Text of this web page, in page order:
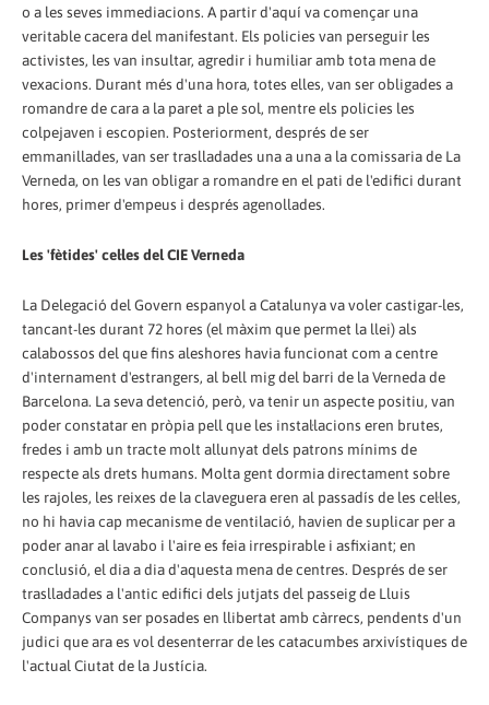
o a les seves immediacions. A partir d'aquí va començar una
veritable cacera del manifestant. Els policies van perseguir les
activistes, les van insultar, agredir i humiliar amb tota mena de
vexacions. Durant més d'una hora, totes elles, van ser obligades a
romandre de cara a la paret a ple sol, mentre els policies les
colpejaven i escopien. Posteriorment, després de ser
emmanillades, van ser traslladades una a una a la comissaria de La
Verneda, on les van obligar a romandre en el pati de l'edifici durant
hores, primer d'empeus i després agenollades.
Les 'fètides' cel·les del CIE Verneda
La Delegació del Govern espanyol a Catalunya va voler castigar-les,
tancant-les durant 72 hores (el màxim que permet la llei) als
calabossos del que fins aleshores havia funcionat com a centre
d'internament d'estrangers, al bell mig del barri de la Verneda de
Barcelona. La seva detenció, però, va tenir un aspecte positiu, van
poder constatar en pròpia pell que les instal·lacions eren brutes,
fredes i amb un tracte molt allunyat dels patrons mínims de
respecte als drets humans. Molta gent dormia directament sobre
les rajoles, les reixes de la claveguera eren al passadís de les cel·les,
no hi havia cap mecanisme de ventilació, havien de suplicar per a
poder anar al lavabo i l'aire es feia irrespirable i asfixiant; en
conclusió, el dia a dia d'aquesta mena de centres. Després de ser
traslladades a l'antic edifici dels jutjats del passeig de Lluis
Companys van ser posades en llibertat amb càrrecs, pendents d'un
judici que ara es vol desenterrar de les catacumbes arxivístiques de
l'actual Ciutat de la Justícia.